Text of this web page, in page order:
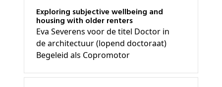
Exploring subjective wellbeing and
housing with older renters
Eva Severens voor de titel Doctor in
de architectuur (lopend doctoraat)
Begeleid als Copromotor